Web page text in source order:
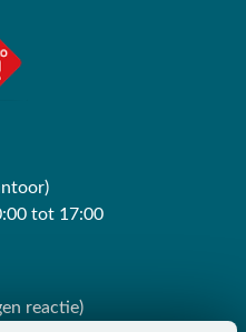
tot 17:00
reactie)